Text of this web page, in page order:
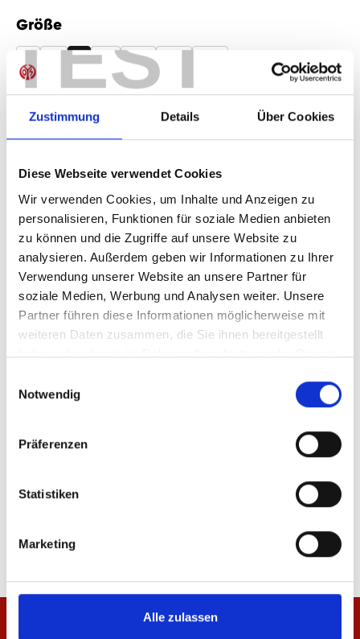
TEST
Zustimmung Details Über Cookies
Diese Webseite verwendet Cookies
Wir verwenden Cookies, um Inhalte und Anzeigen zu
personalisieren, Funktionen für soziale Medien anbieten
zu können und die Zugriffe auf unsere Website zu
analysieren. Außerdem geben wir Informationen zu Ihrer
Verwendung unserer Website an unsere Partner für
soziale Medien, Werbung und Analysen weiter. Unsere
Partner führen diese Informationen möglicherweise mit
weiteren Daten zusammen, die Sie ihnen bereitgestellt
haben oder die sie im Rahmen Ihrer Nutzung der Dienste
Notwendig
Präferenzen
Statistiken
Marketing
Alle zulassen
Größe
auswählen
L XL 2XL
Produkt Anzahl: Gib den gewünschten
Anzahl
Sofort verfügbar, Lieferzeit: 1-3 Tage
IN DEN WARENKORB
Produktdetails
Zip Jacke Essentials Rot Unisex Zip Jacke Essentials